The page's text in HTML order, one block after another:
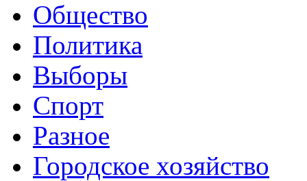
Общество
Политика
Выборы
Спорт
Разное
Городское хозяйство